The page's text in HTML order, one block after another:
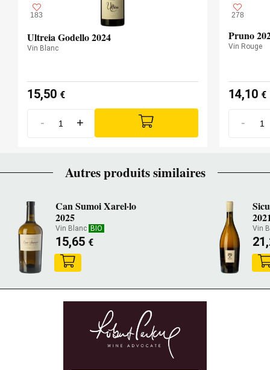
183
Ultreia Godello 2024
Vin Blanc
15,50 €
- +
278
Pruno
Vin Rouge
14,10 €
-
Autres produits similaires
Can Sumoi Xarel·lo
2025
Vin Blanc BIO
15,65 €
Vin